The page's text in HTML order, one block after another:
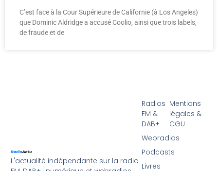
C’est face à la Cour Supérieure de Californie (à Los Angeles)
que Dominic Aldridge a accusé Coolio, ainsi que trois labels,
de fraude et de
L'actualité indépendante sur la radio
Radios
FM &
DAB+
Webradios
Podcasts
Livres
Mentions
légales &
CGU